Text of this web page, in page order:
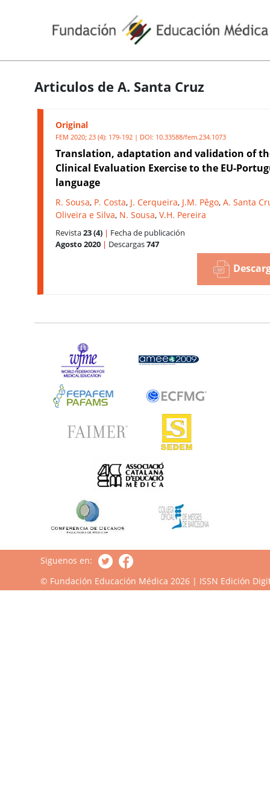
Articulos de A. Santa Cruz
Original
FEM 2020; 23 (4): 179-192 | DOI: 10.33588/fem.234.1073
Translation, adaptation and validation of
Clinical Evaluation Exercise to the EU-
language
R. Sousa, P. Costa, J. Cerqueira, J.M. Pêgo, A. Santa
Oliveira e Silva, N. Sousa, V.H. Pereira
Revista23 (4) | Fecha de publicación
Agosto 2020 | Descargas747
Siguenos en:
© Fundación Educación Médica 2026 | ISSN Edición